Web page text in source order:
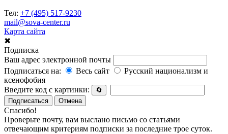
Тел: +7 (495) 517-9230
mail@sova-center.ru
Карта сайта
✖
Подписка
Ваш адрес электронной почты
Подписаться на:
Весь сайт
Русский национализм и
ксенофобия
Введите код с картинки:
🔄
Подписаться
Отмена
Спасибо!
Проверьте почту, вам выслано письмо со статьями
отвечающим критериям подписки за последние трое суток.